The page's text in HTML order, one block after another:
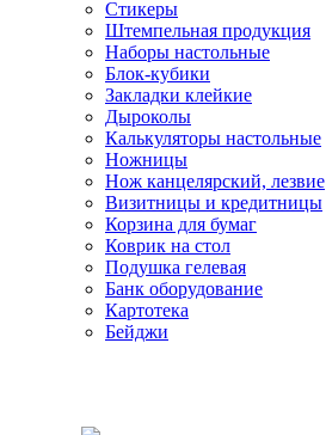
Стикеры
Штемпельная продукция
Наборы настольные
Блок-кубики
Закладки клейкие
Дыроколы
Калькуляторы настольные
Ножницы
Нож канцелярский, лезвие
Визитницы и кредитницы
Корзина для бумаг
Коврик на стол
Подушка гелевая
Банк оборудование
Картотека
Бейджи